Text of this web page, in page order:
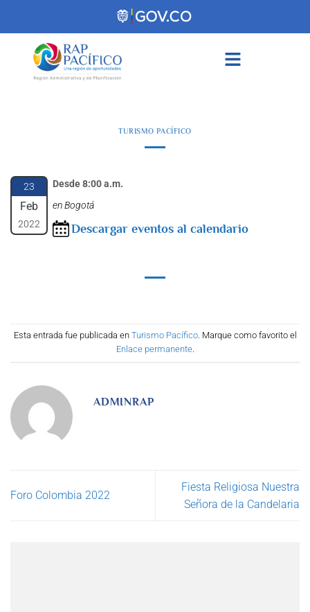
TURISMO PACÍFICO
23
Feb
2022
Desde 8:00 a.m.
en Bogotá
Descargar eventos al calendario
Esta entrada fue publicada en Turismo Pacífico. Marque como favorito el
Enlace permanente.
ADMINRAP
Foro Colombia 2022
Fiesta Religiosa Nuestra
Señora de la Candelaria